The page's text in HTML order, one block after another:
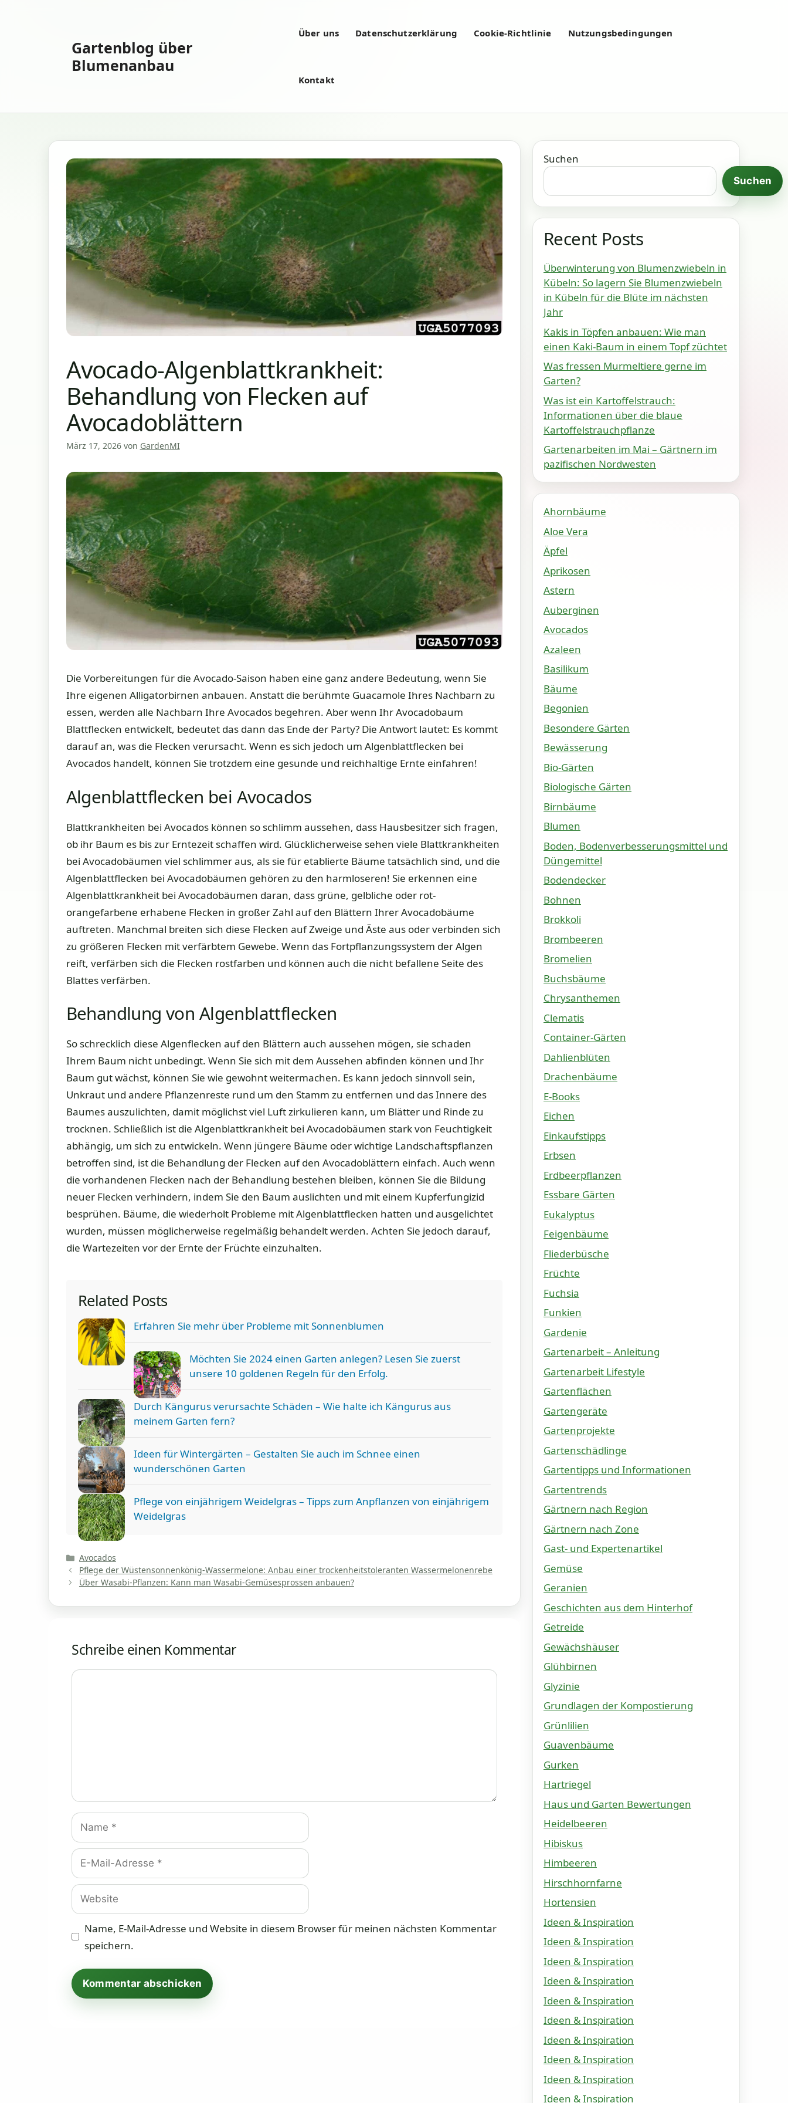
Gartenblog über
Blumenanbau
Über uns Datenschutzerklärung Cookie-Richtlinie Nutzungsbedingungen
Kontakt
Avocado-Algenblattkrankheit:
Behandlung von Flecken auf
Avocadoblättern
März 17, 2026 von GardenMI
Die Vorbereitungen für die Avocado-Saison haben eine ganz andere Bedeutung, wenn Sie
Ihre eigenen Alligatorbirnen anbauen. Anstatt die berühmte Guacamole Ihres Nachbarn zu
essen, werden alle Nachbarn Ihre Avocados begehren. Aber wenn Ihr Avocadobaum
Blattflecken entwickelt, bedeutet das dann das Ende der Party? Die Antwort lautet: Es kommt
darauf an, was die Flecken verursacht. Wenn es sich jedoch um Algenblattflecken bei
Avocados handelt, können Sie trotzdem eine gesunde und reichhaltige Ernte einfahren!
Algenblattflecken bei Avocados
Blattkrankheiten bei Avocados können so schlimm aussehen, dass Hausbesitzer sich fragen,
ob ihr Baum es bis zur Erntezeit schaffen wird. Glücklicherweise sehen viele Blattkrankheiten
bei Avocadobäumen viel schlimmer aus, als sie für etablierte Bäume tatsächlich sind, und die
Algenblattflecken bei Avocadobäumen gehören zu den harmloseren! Sie erkennen eine
Algenblattkrankheit bei Avocadobäumen daran, dass grüne, gelbliche oder rot-
orangefarbene erhabene Flecken in großer Zahl auf den Blättern Ihrer Avocadobäume
auftreten. Manchmal breiten sich diese Flecken auf Zweige und Äste aus oder verbinden sich
zu größeren Flecken mit verfärbtem Gewebe. Wenn das Fortpflanzungssystem der Algen
reift, verfärben sich die Flecken rostfarben und können auch die nicht befallene Seite des
Blattes verfärben.
Behandlung von Algenblattflecken
So schrecklich diese Algenflecken auf den Blättern auch aussehen mögen, sie schaden
Ihrem Baum nicht unbedingt. Wenn Sie sich mit dem Aussehen abfinden können und Ihr
Baum gut wächst, können Sie wie gewohnt weitermachen. Es kann jedoch sinnvoll sein,
Unkraut und andere Pflanzenreste rund um den Stamm zu entfernen und das Innere des
Baumes auszulichten, damit möglichst viel Luft zirkulieren kann, um Blätter und Rinde zu
trocknen. Schließlich ist die Algenblattkrankheit bei Avocadobäumen stark von Feuchtigkeit
abhängig, um sich zu entwickeln. Wenn jüngere Bäume oder wichtige Landschaftspflanzen
betroffen sind, ist die Behandlung der Flecken auf den Avocadoblättern einfach. Auch wenn
die vorhandenen Flecken nach der Behandlung bestehen bleiben, können Sie die Bildung
neuer Flecken verhindern, indem Sie den Baum auslichten und mit einem Kupferfungizid
besprühen. Bäume, die wiederholt Probleme mit Algenblattflecken hatten und ausgelichtet
wurden, müssen möglicherweise regelmäßig behandelt werden. Achten Sie jedoch darauf,
die Wartezeiten vor der Ernte der Früchte einzuhalten.
Related Posts
Erfahren Sie mehr über Probleme mit Sonnenblumen
Möchten Sie 2024 einen Garten anlegen? Lesen Sie zuerst
unsere 10 goldenen Regeln für den Erfolg.
Durch Kängurus verursachte Schäden – Wie halte ich Kängurus aus
meinem Garten fern?
Ideen für Wintergärten – Gestalten Sie auch im Schnee einen
wunderschönen Garten
Pflege von einjährigem Weidelgras – Tipps zum Anpflanzen von einjährigem
Weidelgras
Kategorien
Avocados
Pflege der Wüstensonnenkönig-Wassermelone: Anbau einer trockenheitstoleranten Wassermelonenrebe
Über Wasabi-Pflanzen: Kann man Wasabi-Gemüsesprossen anbauen?
Schreibe einen Kommentar
Kommentar
Name
E-
Mail-
Adresse
Website
Name, E-Mail-Adresse und Website in diesem Browser für meinen nächsten Kommentar
speichern.
Suchen
Suchen
Recent Posts
Überwinterung von Blumenzwiebeln in
Kübeln: So lagern Sie Blumenzwiebeln
in Kübeln für die Blüte im nächsten
Jahr
Kakis in Töpfen anbauen: Wie man
einen Kaki-Baum in einem Topf züchtet
Was fressen Murmeltiere gerne im
Garten?
Was ist ein Kartoffelstrauch:
Informationen über die blaue
Kartoffelstrauchpflanze
Gartenarbeiten im Mai – Gärtnern im
pazifischen Nordwesten
Ahornbäume
Aloe Vera
Äpfel
Aprikosen
Astern
Auberginen
Avocados
Azaleen
Basilikum
Bäume
Begonien
Besondere Gärten
Bewässerung
Bio-Gärten
Biologische Gärten
Birnbäume
Blumen
Boden, Bodenverbesserungsmittel und
Düngemittel
Bodendecker
Bohnen
Brokkoli
Brombeeren
Bromelien
Buchsbäume
Chrysanthemen
Clematis
Container-Gärten
Dahlienblüten
Drachenbäume
E-Books
Eichen
Einkaufstipps
Erbsen
Erdbeerpflanzen
Essbare Gärten
Eukalyptus
Feigenbäume
Fliederbüsche
Früchte
Fuchsia
Funkien
Gardenie
Gartenarbeit – Anleitung
Gartenarbeit Lifestyle
Gartenflächen
Gartengeräte
Gartenprojekte
Gartenschädlinge
Gartentipps und Informationen
Gartentrends
Gärtnern nach Region
Gärtnern nach Zone
Gast- und Expertenartikel
Gemüse
Geranien
Geschichten aus dem Hinterhof
Getreide
Gewächshäuser
Glühbirnen
Glyzinie
Grundlagen der Kompostierung
Grünlilien
Guavenbäume
Gurken
Hartriegel
Haus und Garten Bewertungen
Heidelbeeren
Hibiskus
Himbeeren
Hirschhornfarne
Hortensien
Ideen & Inspiration
Ideen & Inspiration
Ideen & Inspiration
Ideen & Inspiration
Ideen & Inspiration
Ideen & Inspiration
Ideen & Inspiration
Ideen & Inspiration
Ideen & Inspiration
Ideen & Inspiration